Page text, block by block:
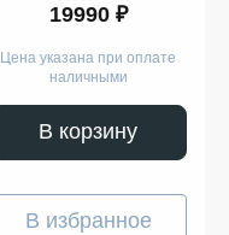
with Storm Blue Sport
19990 ₽
Цена указана при оплате
наличными
В корзину
В избранное